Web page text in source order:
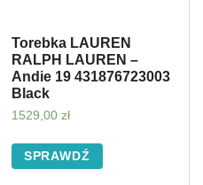
Torebka LAUREN
RALPH LAUREN –
Andie 19 431876723003
Black
1529,00 zł
SPRAWDŹ